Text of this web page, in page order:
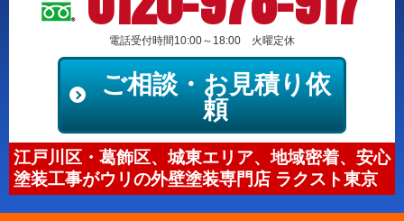
電話受付時間10:00～18:00 火曜定休
ご相談・お見積り依
頼
江戸川区・葛飾区、城東エリア、地域密着、安心
塗装工事がウリの外壁塗装専門店 ラクスト東京